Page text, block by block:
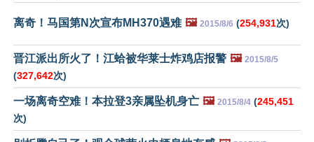
离奇！马国第N次宣布MH370遇难 🖼️ 2015/8/6 (254,931次)
晋江派出所火了！江蛤被华莱士炸鸡店报警 🖼️ 2015/8/5
(327,642次)
一场离奇空难！本拉登3亲属坠机身亡 🖼️ 2015/8/4 (245,451
次)